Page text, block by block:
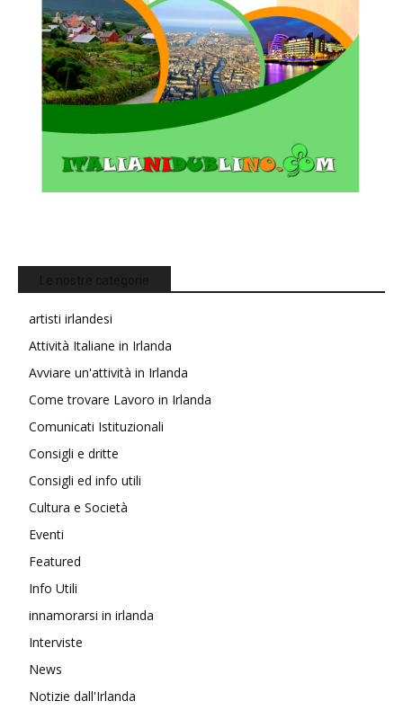
artisti irlandesi
Attività Italiane in Irlanda
Avviare un'attività in Irlanda
Come trovare Lavoro in Irlanda
Comunicati Istituzionali
Consigli e dritte
Consigli ed info utili
Cultura e Società
Eventi
Featured
Info Utili
innamorarsi in irlanda
Interviste
News
Notizie dall'Irlanda